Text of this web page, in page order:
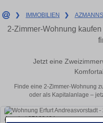
❯ IMMOBILIEN ❯
2-Zimmer-Wohnung
Jetzt eine
Finde eine 2-Zimmer-Wohnung
oder als Kapitalanlage –